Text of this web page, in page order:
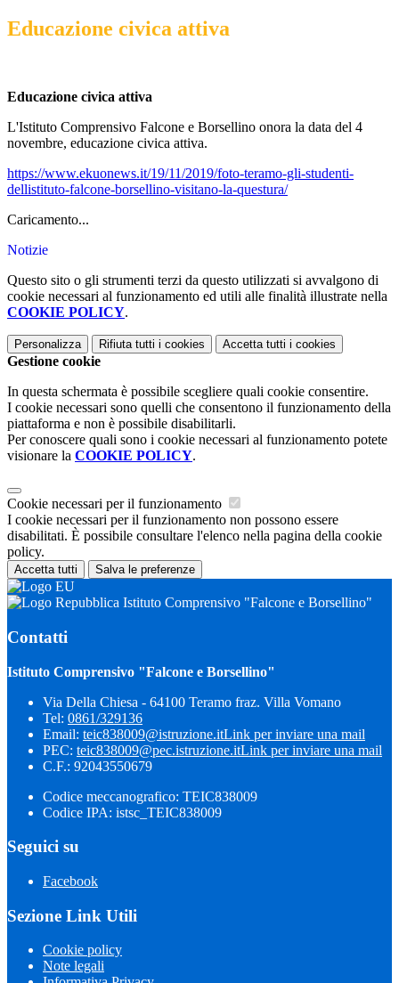
Educazione civica attiva
Educazione civica attiva
L'Istituto Comprensivo Falcone e Borsellino onora la data del 4
novembre, educazione civica attiva.
https://www.ekuonews.it/19/11/2019/foto-teramo-gli-studenti-
dellistituto-falcone-borsellino-visitano-la-questura/
Caricamento...
Notizie
Questo sito o gli strumenti terzi da questo utilizzati si avvalgono di
cookie necessari al funzionamento ed utili alle finalità illustrate nella
COOKIE POLICY.
Personalizza Rifiuta tutti i cookies Accetta tutti i cookies
Gestione cookie
In questa schermata è possibile scegliere quali cookie consentire.
I cookie necessari sono quelli che consentono il funzionamento della
piattaforma e non è possibile disabilitarli.
Per conoscere quali sono i cookie necessari al funzionamento potete
visionare la COOKIE POLICY.
Cookie necessari per il funzionamento
I cookie necessari per il funzionamento non possono essere
disabilitati. È possibile consultare l'elenco nella pagina della cookie
policy.
Accetta tutti Salva le preferenze
Istituto Comprensivo "Falcone e Borsellino"
Contatti
Istituto Comprensivo "Falcone e Borsellino"
Via Della Chiesa - 64100 Teramo fraz. Villa Vomano
Tel: 0861/329136
Email: teic838009@istruzione.itLink per inviare una mail
PEC: teic838009@pec.​istruzione.itLink per inviare una mail
C.F.: 92043550679
Codice meccanografico: TEIC838009
Codice IPA: istsc_TEIC838009
Seguici su
Facebook
Sezione Link Utili
Cookie policy
Note legali